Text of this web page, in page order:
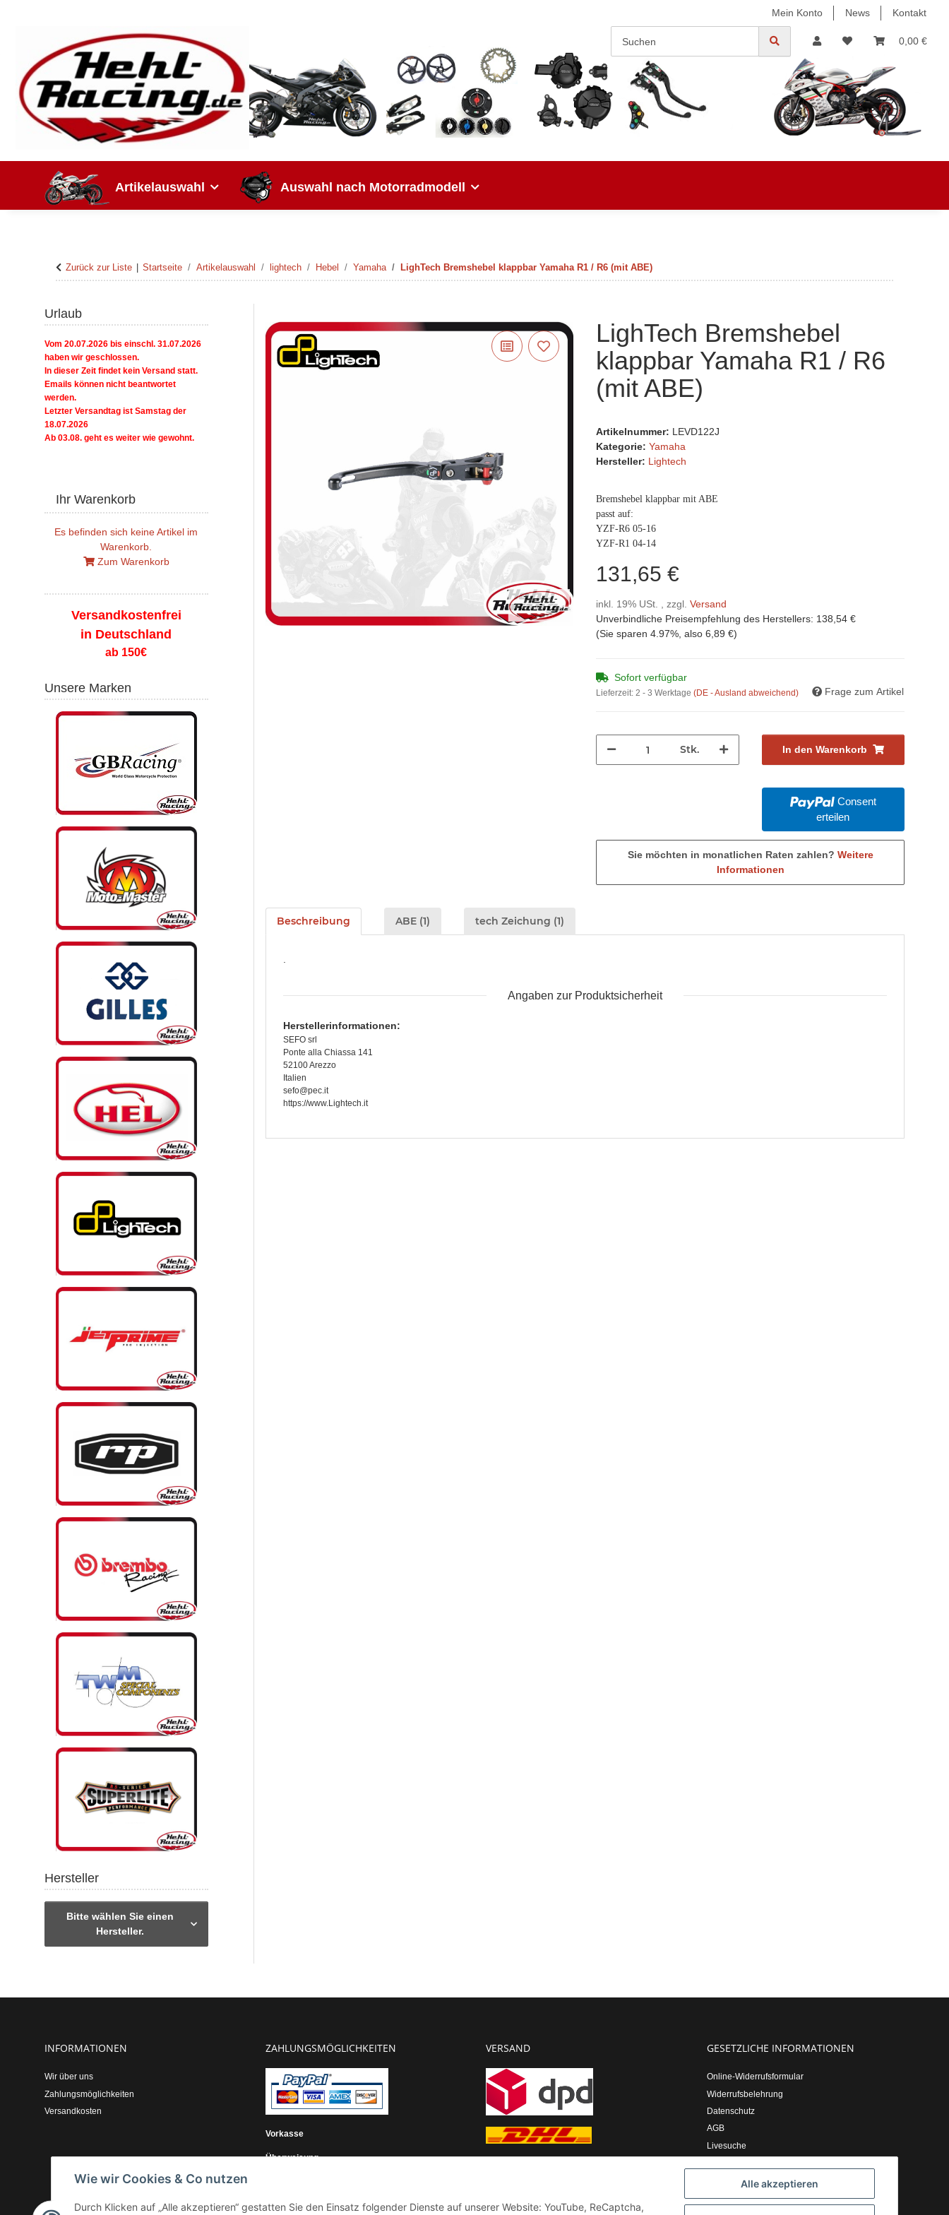
Alle akzeptieren
Wie wir Cookies & Co nutzen
Durch Klicken auf „Alle akzeptieren“ gestatten Sie den Einsatz folgender Dienste auf unserer Website: YouTube, ReCaptcha,
Mein Konto News Kontakt
0,00 €
Artikelauswahl Auswahl nach Motorradmodell
Zurück zur Liste Startseite Artikelauswahl lightech Hebel Yamaha LighTech Bremshebel klappbar Yamaha R1 / R6 (mit ABE)
LighTech Bremshebel
klappbar Yamaha R1 / R6
(mit ABE)
Artikelnummer: LEVD122J
Kategorie:Yamaha
Hersteller: Lightech
Bremshebel klappbar mit ABE
passt auf:
YZF-R6 05-16
YZF-R1 04-14
131,65 €
inkl. 19% USt. , zzgl.Versand
Unverbindliche Preisempfehlung des Herstellers: 138,54 €
(Sie sparen4.97%, also6,89 €)
Sofort verfügbar
Lieferzeit:2 - 3 Werktage(DE - Ausland abweichend) Frage zum Artikel
Stk. In den Warenkorb
Consent
erteilen
Sie möchten in monatlichen Raten zahlen? Weitere
Informationen
Beschreibung ABE (1) tech Zeichung (1)
.
Angaben zur Produktsicherheit
Herstellerinformationen:
SEFO srl
Ponte alla Chiassa 141
52100 Arezzo
Italien
sefo@pec.it
https://www.Lightech.it
Urlaub
Vom 20.07.2026 bis einschl. 31.07.2026
haben wir geschlossen.
In dieser Zeit findet kein Versand statt.
Emails können nicht beantwortet
werden.
Letzter Versandtag ist Samstag der
18.07.2026
Ab 03.08. geht es weiter wie gewohnt.
Ihr Warenkorb
Es befinden sich keine Artikel im
Warenkorb.
Zum Warenkorb
Versandkostenfrei
in Deutschland
ab 150€
Unsere Marken
Hersteller
Bitte wählen Sie einen
Hersteller.
INFORMATIONEN
Wir über uns
Zahlungsmöglichkeiten
Versandkosten
ZAHLUNGSMÖGLICHKEITEN
Vorkasse
Überweisung
VERSAND GESETZLICHE INFORMATIONEN
Online-Widerrufsformular
Widerrufsbelehrung
Datenschutz
AGB
Livesuche
Impressum